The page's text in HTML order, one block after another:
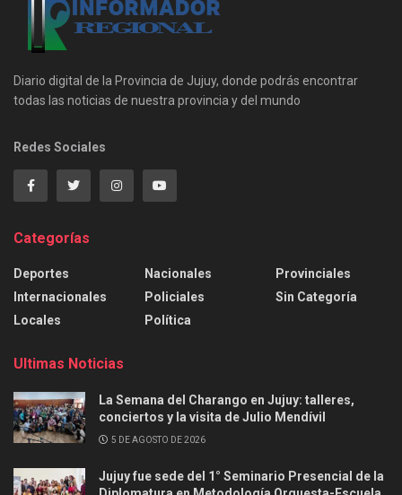
Diario digital de la Provincia de Jujuy, donde podrás encontrar
todas las noticias de nuestra provincia y del mundo
Redes Sociales
Categorías
Deportes
Internacionales
Locales
Nacionales
Policiales
Política
Provinciales
Sin Categoría
Ultimas Noticias
La Semana del Charango en Jujuy: talleres,
conciertos y la visita de Julio Mendívil
5 DE AGOSTO DE 2026
Jujuy fue sede del 1° Seminario Presencial de la